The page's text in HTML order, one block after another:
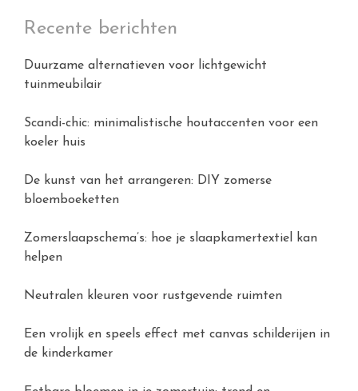
Recente berichten
Duurzame alternatieven voor lichtgewicht
tuinmeubilair
Scandi-chic: minimalistische houtaccenten voor een
koeler huis
De kunst van het arrangeren: DIY zomerse
bloemboeketten
Zomerslaapschema’s: hoe je slaapkamertextiel kan
helpen
Neutralen kleuren voor rustgevende ruimten
Een vrolijk en speels effect met canvas schilderijen in
de kinderkamer